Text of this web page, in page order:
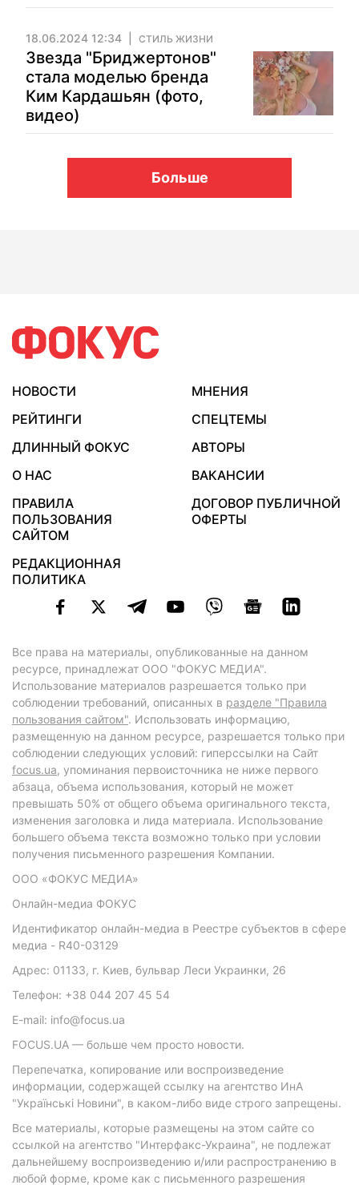
18.06.2024 12:34 СТИЛЬ ЖИЗНИ
Звезда "Бриджертонов"
стала моделью бренда
Ким Кардашьян (фото,
видео)
Больше
НОВОСТИ
МНЕНИЯ
РЕЙТИНГИ
СПЕЦТЕМЫ
ДЛИННЫЙ ФОКУС
АВТОРЫ
О НАС
ВАКАНСИИ
ПРАВИЛА
ПОЛЬЗОВАНИЯ
САЙТОМ
ДОГОВОР ПУБЛИЧНОЙ
ОФЕРТЫ
РЕДАКЦИОННАЯ
ПОЛИТИКА
Все права на материалы, опубликованные на данном
ресурсе, принадлежат ООО "ФОКУС МЕДИА".
Использование материалов разрешается только при
соблюдении требований, описанных в разделе "Правила
пользования сайтом". Использовать информацию,
размещенную на данном ресурсе, разрешается только при
соблюдении следующих условий: гиперссылки на Сайт
focus.ua, упоминания первоисточника не ниже первого
абзаца, объема использования, который не может
превышать 50% от общего объема оригинального текста,
изменения заголовка и лида материала. Использование
большего объема текста возможно только при условии
получения письменного разрешения Компании.
ООО «ФОКУС МЕДИА»
Онлайн-медиа ФОКУС
Идентификатор онлайн-медиа в Реестре субъектов в сфере
медиа - R40-03129
Адрес: 01133, г. Киев, бульвар Леси Украинки, 26
Телефон: +38 044 207 45 54
E-mail: info@focus.ua
FOCUS.UA — больше чем просто новости.
Перепечатка, копирование или воспроизведение
информации, содержащей ссылку на агентство ИнА
"Українські Новини", в каком-либо виде строго запрещены.
Все материалы, которые размещены на этом сайте со
ссылкой на агентство "Интерфакс-Украина", не подлежат
дальнейшему воспроизведению и/или распространению в
любой форме, кроме как с письменного разрешения